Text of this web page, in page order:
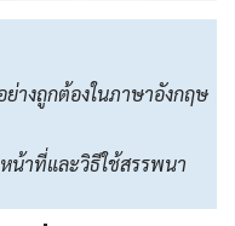
ย่างถูกต้องในภาษาอังกฤษ
น้าที่และวิธีใช้สรรพนา